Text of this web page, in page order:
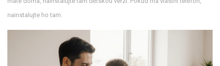
nainstalujte ho tam.